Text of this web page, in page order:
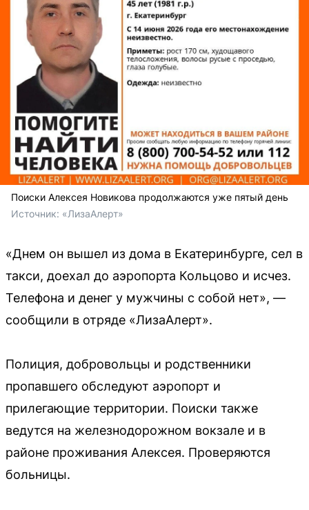
Поиски Алексея Новикова продолжаются уже пятый день
Источник: «ЛизаАлерт»
«Днем он вышел из дома в Екатеринбурге, сел в
такси, доехал до аэропорта Кольцово и исчез.
Телефона и денег у мужчины с собой нет», —
сообщили в отряде «ЛизаАлерт».
Полиция, добровольцы и родственники
пропавшего обследуют аэропорт и
прилегающие территории. Поиски также
ведутся на железнодорожном вокзале и в
районе проживания Алексея. Проверяются
больницы.